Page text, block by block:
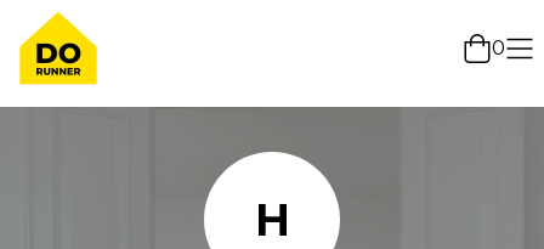
0
H